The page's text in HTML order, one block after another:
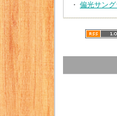
・ 偏光サン